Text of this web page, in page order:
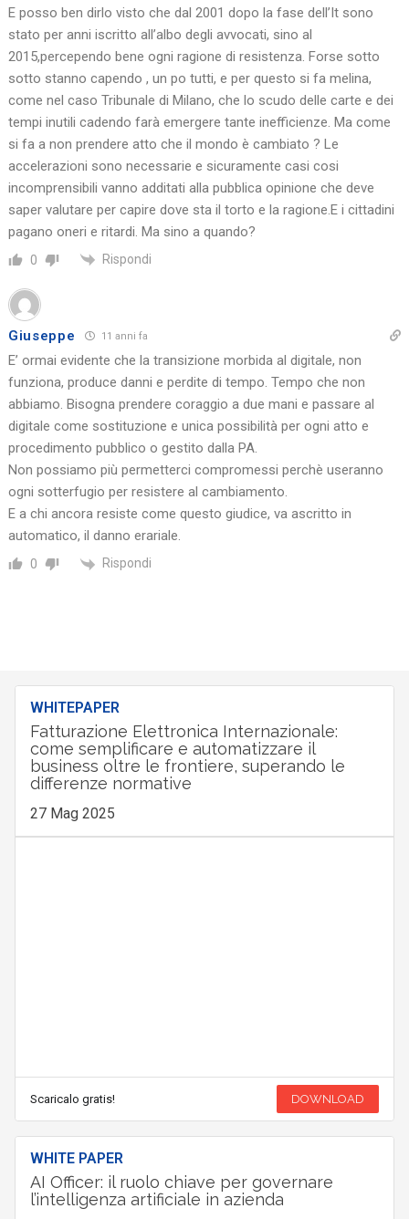
E posso ben dirlo visto che dal 2001 dopo la fase dell’It sono
stato per anni iscritto all’albo degli avvocati, sino al
2015,percependo bene ogni ragione di resistenza. Forse sotto
sotto stanno capendo , un po tutti, e per questo si fa melina,
come nel caso Tribunale di Milano, che lo scudo delle carte e dei
tempi inutili cadendo farà emergere tante inefficienze. Ma come
si fa a non prendere atto che il mondo è cambiato ? Le
accelerazioni sono necessarie e sicuramente casi cosi
incomprensibili vanno additati alla pubblica opinione che deve
saper valutare per capire dove sta il torto e la ragione.E i cittadini
pagano oneri e ritardi. Ma sino a quando?
0 Rispondi
Giuseppe 11 anni fa
E’ ormai evidente che la transizione morbida al digitale, non
funziona, produce danni e perdite di tempo. Tempo che non
abbiamo. Bisogna prendere coraggio a due mani e passare al
digitale come sostituzione e unica possibilità per ogni atto e
procedimento pubblico o gestito dalla PA.
Non possiamo più permetterci compromessi perchè useranno
ogni sotterfugio per resistere al cambiamento.
E a chi ancora resiste come questo giudice, va ascritto in
automatico, il danno erariale.
0 Rispondi
WHITEPAPER
Fatturazione Elettronica Internazionale:
come semplificare e automatizzare il
business oltre le frontiere, superando le
differenze normative
27 Mag 2025
Scaricalo gratis! DOWNLOAD
WHITE PAPER
AI Officer: il ruolo chiave per governare
l’intelligenza artificiale in azienda